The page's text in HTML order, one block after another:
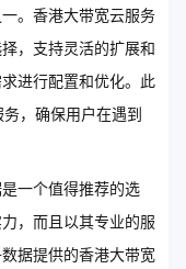
。香港大带宽云服务
，支持灵活的扩展和
进行配置和优化。此
，确保用户在遇到
一个值得推荐的选
，而且以其专业的服
据提供的香港大带宽